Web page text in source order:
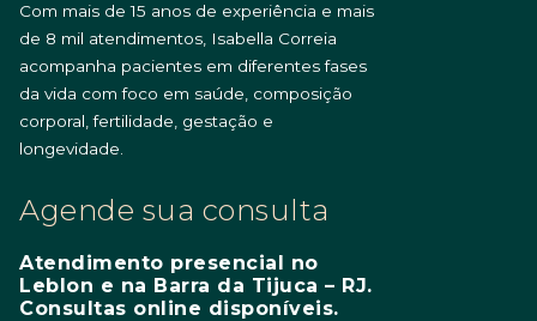
Com mais de 15 anos de experiência e mais
de 8 mil atendimentos, Isabella Correia
acompanha pacientes em diferentes fases
da vida com foco em saúde, composição
corporal, fertilidade, gestação e
longevidade.
Agende sua consulta
Atendimento presencial no
Leblon e na Barra da Tijuca – RJ.
Consultas online disponíveis.